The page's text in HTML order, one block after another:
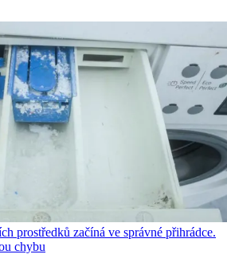
prostředků začíná ve správné přihrádce.
chybu